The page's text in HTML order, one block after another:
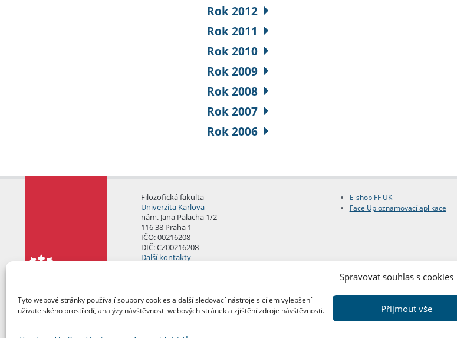
Spravovat souhlas s cookies
Tyto webové stránky používají soubory cookies a další sledovací nástroje s cílem vylepšení
uživatelského prostředí, analýzy návštěvnosti webových stránek a zjištění zdroje návštěvnosti.
Přijmout vše
Rok 2012
Rok 2011
Rok 2010
Rok 2009
Rok 2008
Rok 2007
Rok 2006
Filozofická fakulta
Univerzita Karlova
nám. Jana Palacha 1/2
116 38 Praha 1
IČO: 00216208
DIČ: CZ00216208
Další kontakty
E-shop FF UK
Face Up oznamovací aplikace